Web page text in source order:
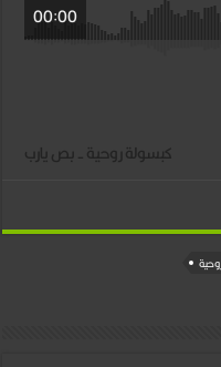
00:00
كبسولة روحية - بص يارب